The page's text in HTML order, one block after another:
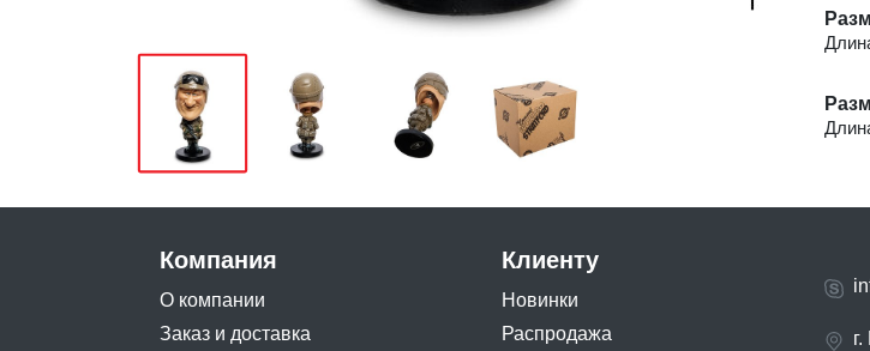
Компания
О компании
Заказ и доставка
Клиенту
Новинки
Распродажа